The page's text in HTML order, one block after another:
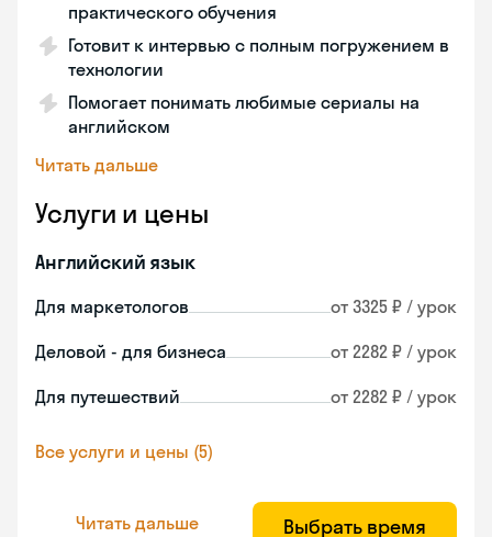
практического обучения
Готовит к интервью с полным погружением в
технологии
Помогает понимать любимые сериалы на
английском
Читать дальше
Услуги и цены
Английский язык
Для маркетологов от 3325 ₽ / урок
Деловой - для бизнеса от 2282 ₽ / урок
Для путешествий от 2282 ₽ / урок
Все услуги и цены (5)
Читать дальше Выбрать время